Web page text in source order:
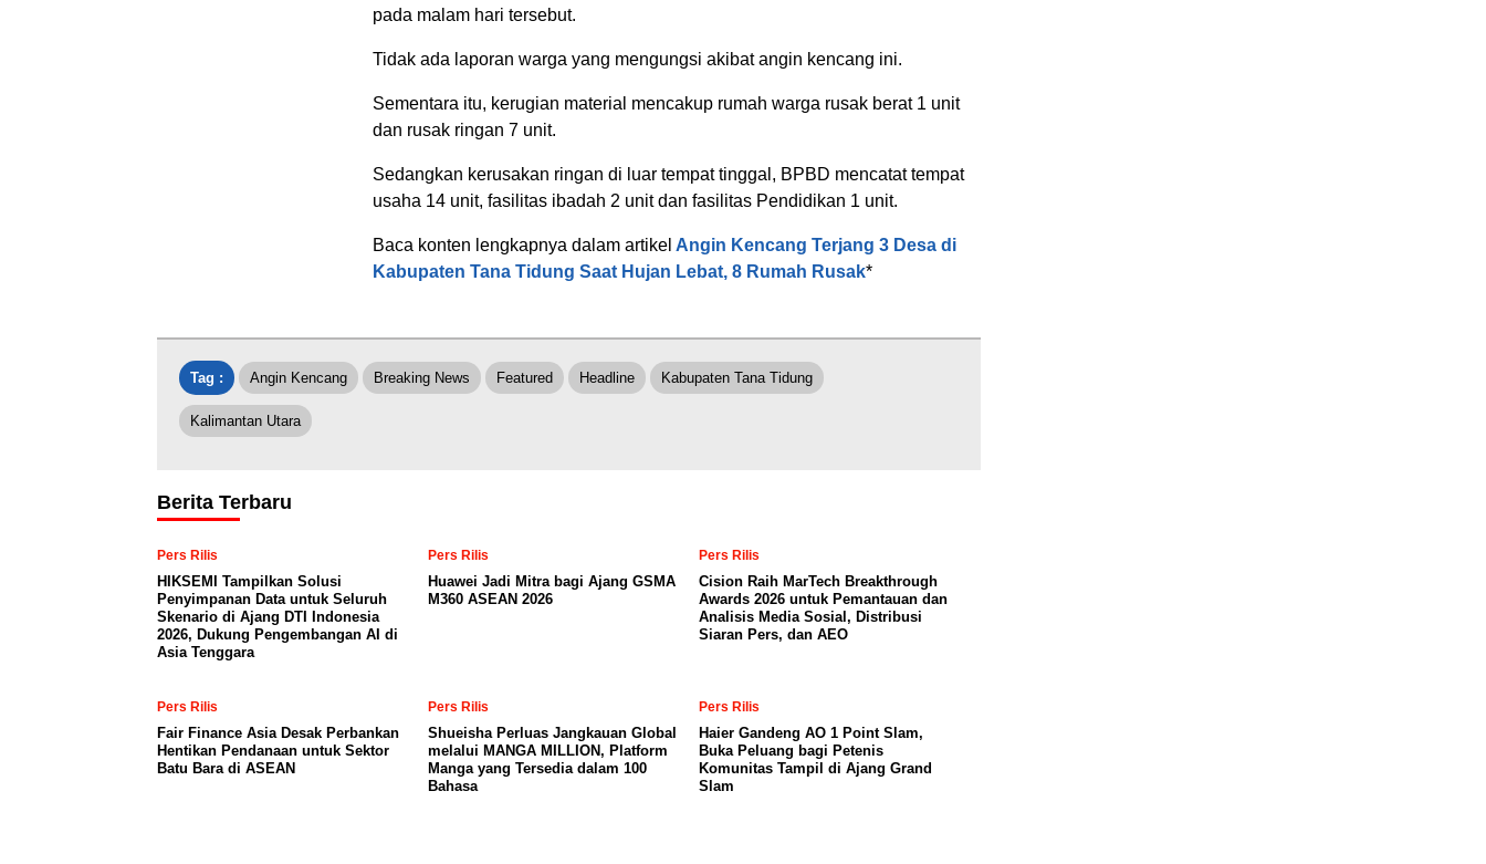
pada malam hari tersebut.
Tidak ada laporan warga yang mengungsi akibat angin kencang ini.
Sementara itu, kerugian material mencakup rumah warga rusak berat 1 unit
dan rusak ringan 7 unit.
Sedangkan kerusakan ringan di luar tempat tinggal, BPBD mencatat tempat
usaha 14 unit, fasilitas ibadah 2 unit dan fasilitas Pendidikan 1 unit.
Baca konten lengkapnya dalam artikel Angin Kencang Terjang 3 Desa di
Kabupaten Tana Tidung Saat Hujan Lebat, 8 Rumah Rusak*
Tag : Angin Kencang Breaking News Featured Headline Kabupaten Tana Tidung
Kalimantan Utara
Berita Terbaru
Pers Rilis
HIKSEMI Tampilkan Solusi
Penyimpanan Data untuk Seluruh
Skenario di Ajang DTI Indonesia
2026, Dukung Pengembangan AI di
Asia Tenggara
Pers Rilis
Huawei Jadi Mitra bagi Ajang GSMA
M360 ASEAN 2026
Pers Rilis
Cision Raih MarTech Breakthrough
Awards 2026 untuk Pemantauan dan
Analisis Media Sosial, Distribusi
Siaran Pers, dan AEO
Pers Rilis
Fair Finance Asia Desak Perbankan
Hentikan Pendanaan untuk Sektor
Batu Bara di ASEAN
Pers Rilis
Shueisha Perluas Jangkauan Global
melalui MANGA MILLION, Platform
Manga yang Tersedia dalam 100
Bahasa
Pers Rilis
Haier Gandeng AO 1 Point Slam,
Buka Peluang bagi Petenis
Komunitas Tampil di Ajang Grand
Slam